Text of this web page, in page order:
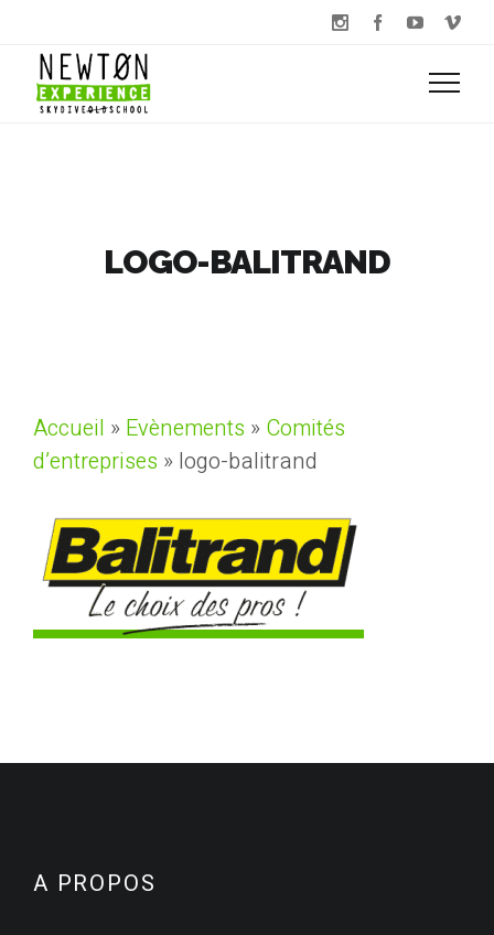
LOGO-BALITRAND
Accueil » Evènements » Comités
d’entreprises » logo-balitrand
A PROPOS